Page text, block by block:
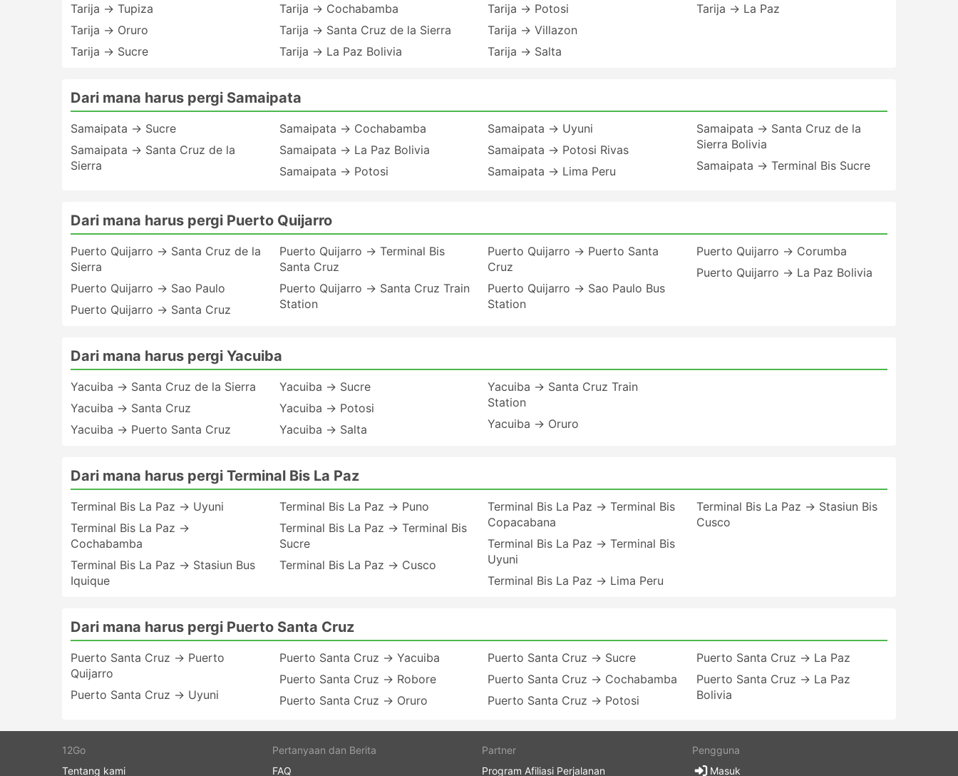
Tarija → Tupiza
Tarija → Oruro
Tarija → Sucre
Tarija → Cochabamba
Tarija → Santa Cruz de la Sierra
Tarija → La Paz Bolivia
Tarija → Potosi
Tarija → Villazon
Tarija → Salta
Tarija → La Paz
Dari mana harus pergi Samaipata
Samaipata → Sucre
Samaipata → Santa Cruz de la
Sierra
Samaipata → Cochabamba
Samaipata → La Paz Bolivia
Samaipata → Potosi
Samaipata → Uyuni
Samaipata → Potosi Rivas
Samaipata → Lima Peru
Samaipata → Santa Cruz de la
Sierra Bolivia
Samaipata → Terminal Bis Sucre
Dari mana harus pergi Puerto Quijarro
Puerto Quijarro → Santa Cruz de la
Sierra
Puerto Quijarro → Sao Paulo
Puerto Quijarro → Santa Cruz
Puerto Quijarro → Terminal Bis
Santa Cruz
Puerto Quijarro → Santa Cruz Train
Station
Puerto Quijarro → Puerto Santa
Cruz
Puerto Quijarro → Sao Paulo Bus
Station
Puerto Quijarro → Corumba
Puerto Quijarro → La Paz Bolivia
Dari mana harus pergi Yacuiba
Yacuiba → Santa Cruz de la Sierra
Yacuiba → Santa Cruz
Yacuiba → Puerto Santa Cruz
Yacuiba → Sucre
Yacuiba → Potosi
Yacuiba → Salta
Yacuiba → Santa Cruz Train
Station
Yacuiba → Oruro
Dari mana harus pergi Terminal Bis La Paz
Terminal Bis La Paz → Uyuni
Terminal Bis La Paz →
Cochabamba
Terminal Bis La Paz → Stasiun Bus
Iquique
Terminal Bis La Paz → Puno
Terminal Bis La Paz → Terminal Bis
Sucre
Terminal Bis La Paz → Cusco
Terminal Bis La Paz → Terminal Bis
Copacabana
Terminal Bis La Paz → Terminal Bis
Uyuni
Terminal Bis La Paz → Lima Peru
Terminal Bis La Paz → Stasiun Bis
Cusco
Dari mana harus pergi Puerto Santa Cruz
Puerto Santa Cruz → Puerto
Quijarro
Puerto Santa Cruz → Uyuni
Puerto Santa Cruz → Yacuiba
Puerto Santa Cruz → Robore
Puerto Santa Cruz → Oruro
Puerto Santa Cruz → Sucre
Puerto Santa Cruz → Cochabamba
Puerto Santa Cruz → Potosi
Puerto Santa Cruz → La Paz
Puerto Santa Cruz → La Paz
Bolivia
12Go
Tentang kami
Pertanyaan dan Berita
FAQ
Partner
Program Afiliasi Perjalanan
Pengguna
Masuk